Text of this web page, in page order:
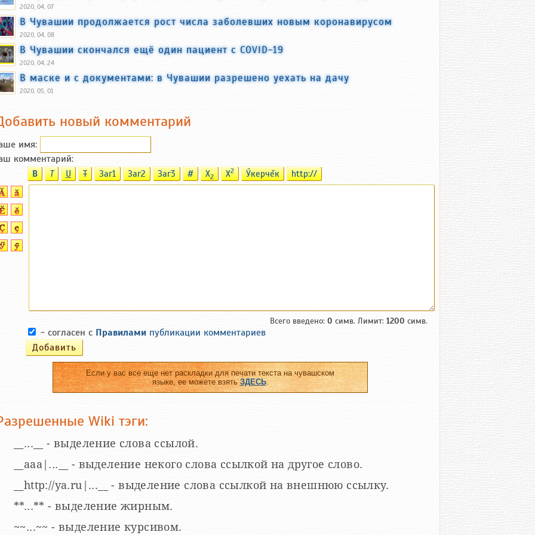
2020, 04, 07
В Чувашии продолжается рост числа заболевших новым коронавирусом
2020, 04, 08
В Чувашии скончался ещё один пациент с COVID-19
2020, 04, 24
В маске и с документами: в Чувашии разрешено уехать на дачу
2020, 05, 01
новый комментарий
имя:
комментарий:
B T U T Заг1 Заг2 Заг3 # X2 X2 Ӳкерчĕк http://
Всего введено: 0 симв. Лимит: 1200 симв.
- согласен с Правилами публикации комментариев
Если у вас все еще нет раскладки для печати текста на чувашском
языке, ее можете взятьЗДЕСЬ.
Wiki тэги:
__...__ - выделение слова ссылой.
__aaa|...__ - выделение некого слова ссылкой на другое слово.
__http://ya.ru|...__ - выделение слова ссылкой на внешнюю ссылку.
**...** - выделение жирным.
~~...~~ - выделение курсивом.